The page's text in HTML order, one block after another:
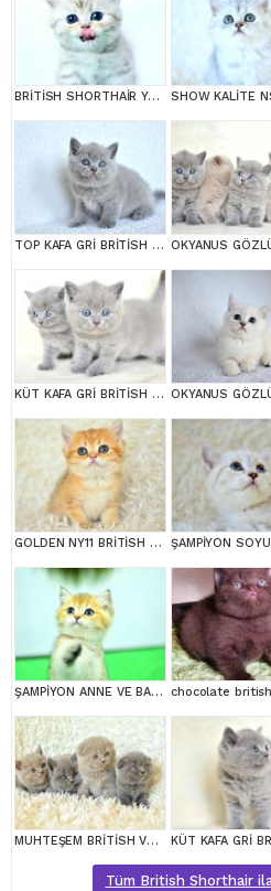
BRİTİSH SHORTHAİR YAVRUMUZ
TOP KAFA GRİ BRİTİSH SHORTHAİR YAVRUMUZ
KÜT KAFA GRİ BRİTİSH SHORTHAİR YAVRULARIMIZ
GOLDEN NY11 BRİTİSH SHORTHAİR YAVRUMUZ
ŞAMPİYON ANNE VE BABANI YAVRUSU NY11 GOLDEN BRİTİSH SHORTHAİR YAVRUMUZ
MUHTEŞEM BRİTİSH VE SCOTTİSH YAVRULAR
Tüm British Shorthair